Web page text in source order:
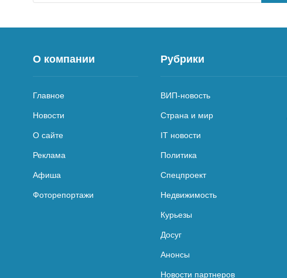
О компании
Главное
Новости
О сайте
Реклама
Афиша
Фоторепортажи
Рубрики
ВИП-новость
Страна и мир
IT новости
Политика
Спецпроект
Недвижимость
Курьезы
Досуг
Анонсы
Новости партнеров